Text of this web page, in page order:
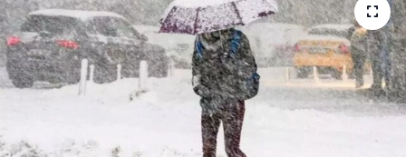
Haber İlanlar
Kültür-Sanat
Resmi İlanlar